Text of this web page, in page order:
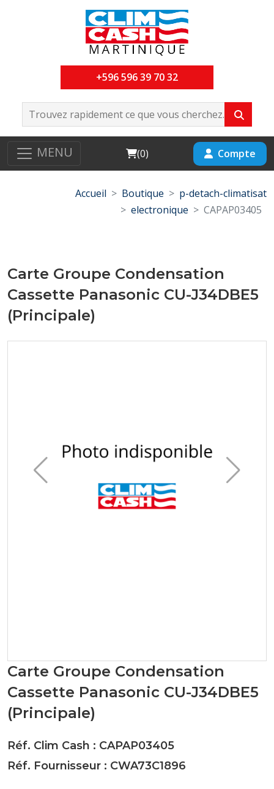
+596 596 39 70 32
MENU Cart
(0) Compte
Accueil Boutique
p-detach-climatisat
electronique
CAPAP03405
Carte Groupe Condensation
Cassette Panasonic CU-J34DBE5
(Principale)
Carte Groupe Condensation
Cassette Panasonic CU-J34DBE5
(Principale)
Réf. Clim Cash : CAPAP03405
Réf. Fournisseur : CWA73C1896